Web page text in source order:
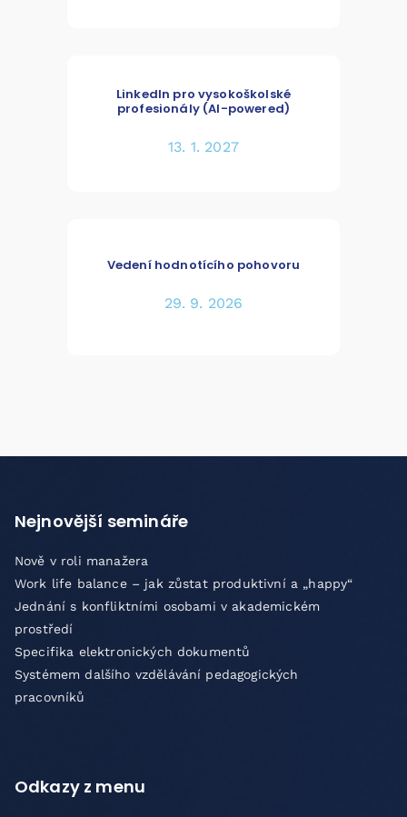
LinkedIn pro vysokoškolské
profesionály (AI-powered)
13. 1. 2027
Vedení hodnotícího pohovoru
29. 9. 2026
Nejnovější semináře
Nově v roli manažera
Work life balance – jak zůstat produktivní a „happy“
Jednání s konfliktními osobami v akademickém
prostředí
Specifika elektronických dokumentů
Systémem dalšího vzdělávání pedagogických
pracovníků
Odkazy z menu